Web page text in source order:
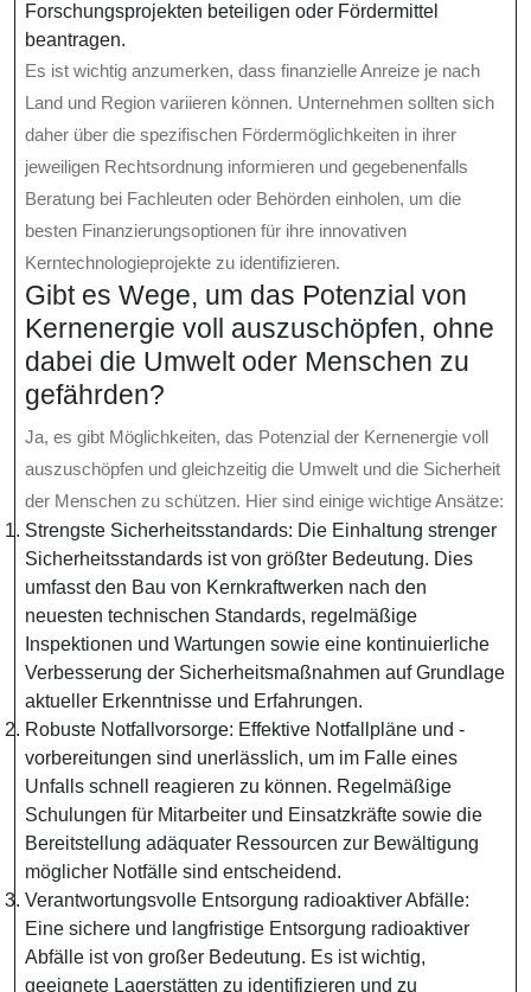
Forschungsprojekten beteiligen oder Fördermittel
beantragen.
Es ist wichtig anzumerken, dass finanzielle Anreize je nach
Land und Region variieren können. Unternehmen sollten sich
daher über die spezifischen Fördermöglichkeiten in ihrer
jeweiligen Rechtsordnung informieren und gegebenenfalls
Beratung bei Fachleuten oder Behörden einholen, um die
besten Finanzierungsoptionen für ihre innovativen
Kerntechnologieprojekte zu identifizieren.
Gibt es Wege, um das Potenzial von
Kernenergie voll auszuschöpfen, ohne
dabei die Umwelt oder Menschen zu
gefährden?
Ja, es gibt Möglichkeiten, das Potenzial der Kernenergie voll
auszuschöpfen und gleichzeitig die Umwelt und die Sicherheit
der Menschen zu schützen. Hier sind einige wichtige Ansätze:
Strengste Sicherheitsstandards: Die Einhaltung strenger
Sicherheitsstandards ist von größter Bedeutung. Dies
umfasst den Bau von Kernkraftwerken nach den
neuesten technischen Standards, regelmäßige
Inspektionen und Wartungen sowie eine kontinuierliche
Verbesserung der Sicherheitsmaßnahmen auf Grundlage
aktueller Erkenntnisse und Erfahrungen.
Robuste Notfallvorsorge: Effektive Notfallpläne und -
vorbereitungen sind unerlässlich, um im Falle eines
Unfalls schnell reagieren zu können. Regelmäßige
Schulungen für Mitarbeiter und Einsatzkräfte sowie die
Bereitstellung adäquater Ressourcen zur Bewältigung
möglicher Notfälle sind entscheidend.
Verantwortungsvolle Entsorgung radioaktiver Abfälle:
Eine sichere und langfristige Entsorgung radioaktiver
Abfälle ist von großer Bedeutung. Es ist wichtig,
geeignete Lagerstätten zu identifizieren und zu